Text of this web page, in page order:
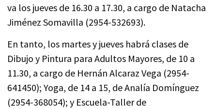
va los jueves de 16.30 a 17.30, a cargo de Natacha
Jiménez Somavilla (2954-532693).
En tanto, los martes y jueves habrá clases de
Dibujo y Pintura para Adultos Mayores, de 10 a
11.30, a cargo de Hernán Alcaraz Vega (2954-
641450); Yoga, de 14 a 15, de Analía Domínguez
(2954-368054); y Escuela-Taller de